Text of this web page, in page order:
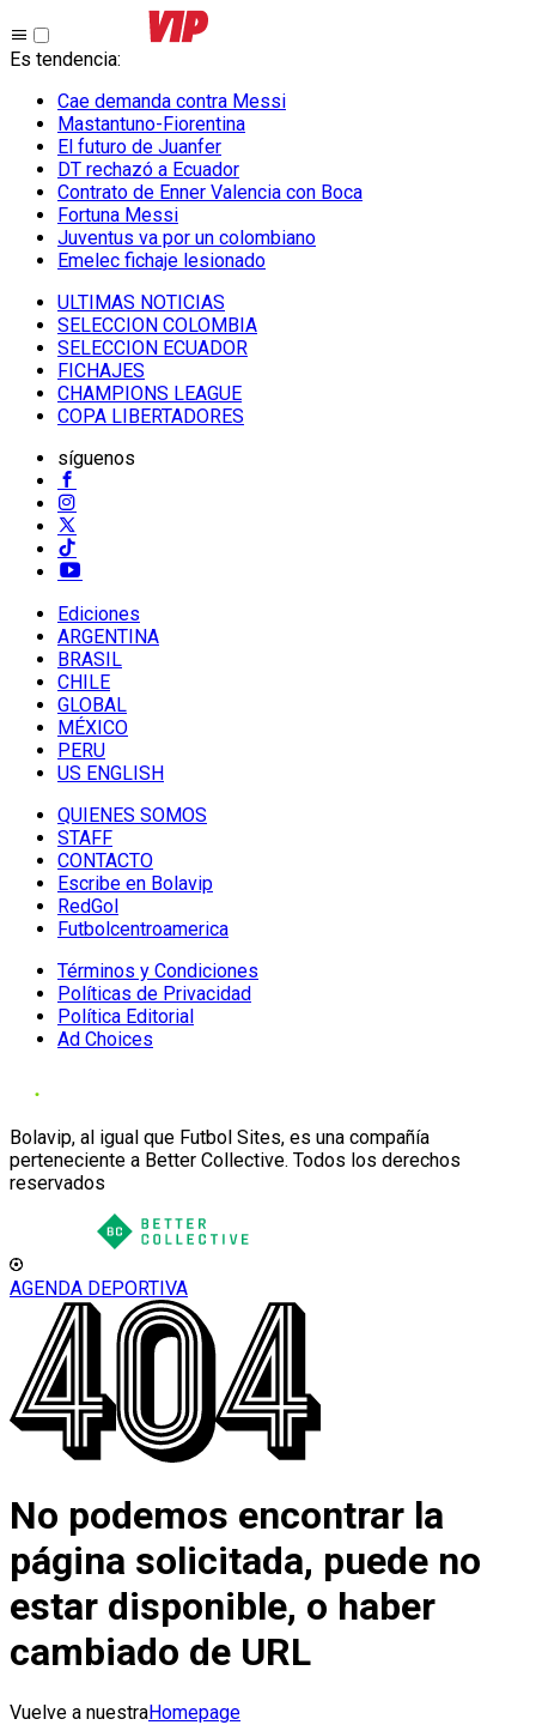
Es tendencia:
Cae demanda contra Messi
Mastantuno-Fiorentina
El futuro de Juanfer
DT rechazó a Ecuador
Contrato de Enner Valencia con Boca
Fortuna Messi
Juventus va por un colombiano
Emelec fichaje lesionado
ULTIMAS NOTICIAS
SELECCION COLOMBIA
SELECCION ECUADOR
FICHAJES
CHAMPIONS LEAGUE
COPA LIBERTADORES
síguenos
Ediciones
ARGENTINA
BRASIL
CHILE
GLOBAL
MÉXICO
PERU
US ENGLISH
QUIENES SOMOS
STAFF
CONTACTO
Escribe en Bolavip
RedGol
Futbolcentroamerica
Términos y Condiciones
Políticas de Privacidad
Política Editorial
Ad Choices
Bolavip, al igual que Futbol Sites, es una compañía
perteneciente a Better Collective. Todos los derechos
reservados
AGENDA DEPORTIVA
No podemos encontrar la
página solicitada, puede no
estar disponible, o haber
cambiado de URL
Vuelve a nuestraHomepage